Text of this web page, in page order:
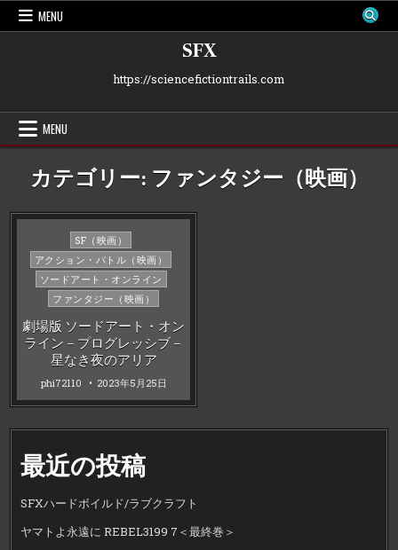
Skip
MENU
SFX
https://sciencefictiontrails.com
MENU
カテゴリー: ファンタジー（映画）
Posted
in
SF（映画）
アクション・バトル（映画）
ソードアート・オンライン
ファンタジー（映画）
劇場版 ソードアート・オン
ライン－プログレッシブ－
星なき夜のアリア
phi72110 2023年5月25日
最近の投稿
SFXハードボイルド/ラブクラフト
ヤマトよ永遠に REBEL3199 7＜最終巻＞